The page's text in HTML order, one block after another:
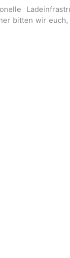
bitten wir euch,